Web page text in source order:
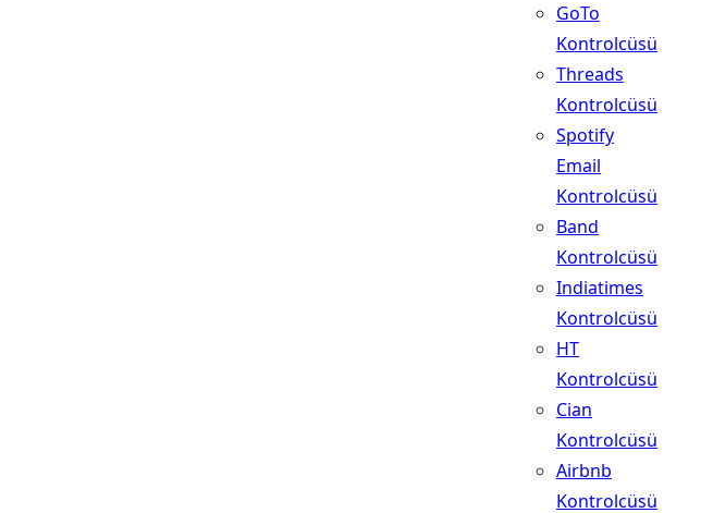
GoTo
Kontrolcüsü
Threads
Kontrolcüsü
Spotify
Email
Kontrolcüsü
Band
Kontrolcüsü
Indiatimes
Kontrolcüsü
HT
Kontrolcüsü
Cian
Kontrolcüsü
Airbnb
Kontrolcüsü